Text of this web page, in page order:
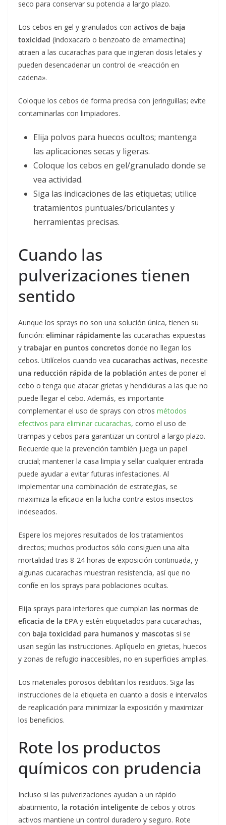
seco para conservar su potencia a largo plazo.
Los cebos en gel y granulados con activos de baja
toxicidad (indoxacarb o benzoato de emamectina)
atraen a las cucarachas para que ingieran dosis letales y
pueden desencadenar un control de «reacción en
cadena».
Coloque los cebos de forma precisa con jeringuillas; evite
contaminarlas con limpiadores.
Elija polvos para huecos ocultos; mantenga
las aplicaciones secas y ligeras.
Coloque los cebos en gel/granulado donde se
vea actividad.
Siga las indicaciones de las etiquetas; utilice
tratamientos puntuales/briculantes y
herramientas precisas.
Cuando las
pulverizaciones tienen
sentido
Aunque los sprays no son una solución única, tienen su
función: eliminar rápidamente las cucarachas expuestas
y trabajar en puntos concretos donde no llegan los
cebos. Utilícelos cuando vea cucarachas activas, necesite
una reducción rápida de la población antes de poner el
cebo o tenga que atacar grietas y hendiduras a las que no
puede llegar el cebo. Además, es importante
complementar el uso de sprays con otros métodos
efectivos para eliminar cucarachas, como el uso de
trampas y cebos para garantizar un control a largo plazo.
Recuerde que la prevención también juega un papel
crucial; mantener la casa limpia y sellar cualquier entrada
puede ayudar a evitar futuras infestaciones. Al
implementar una combinación de estrategias, se
maximiza la eficacia en la lucha contra estos insectos
indeseados.
Espere los mejores resultados de los tratamientos
directos; muchos productos sólo consiguen una alta
mortalidad tras 8-24 horas de exposición continuada, y
algunas cucarachas muestran resistencia, así que no
confíe en los sprays para poblaciones ocultas.
Elija sprays para interiores que cumplan las normas de
eficacia de la EPA y estén etiquetados para cucarachas,
con baja toxicidad para humanos y mascotas si se
usan según las instrucciones. Aplíquelo en grietas, huecos
y zonas de refugio inaccesibles, no en superficies amplias.
Los materiales porosos debilitan los residuos. Siga las
instrucciones de la etiqueta en cuanto a dosis e intervalos
de reaplicación para minimizar la exposición y maximizar
los beneficios.
Rote los productos
químicos con prudencia
Incluso si las pulverizaciones ayudan a un rápido
abatimiento, la rotación inteligente de cebos y otros
activos mantiene un control duradero y seguro. Rote